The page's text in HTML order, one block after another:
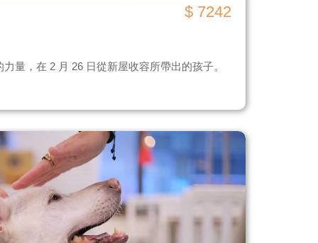
$ 7242
量，在 2 月 26 日從新屋收容所帶出的孩子。